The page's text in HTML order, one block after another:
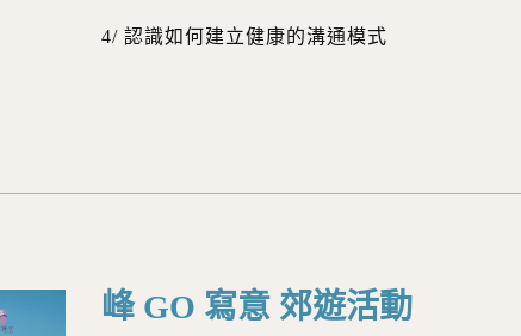
4/ 認識如何建立健康的溝通模式
峰 GO 寫意 郊遊活動